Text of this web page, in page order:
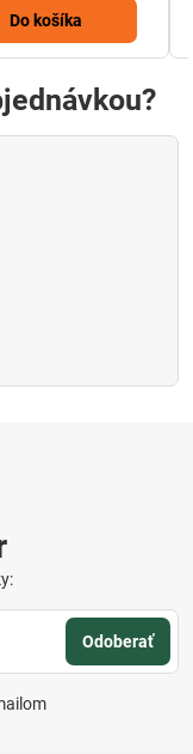
Do košíka
Odoberať